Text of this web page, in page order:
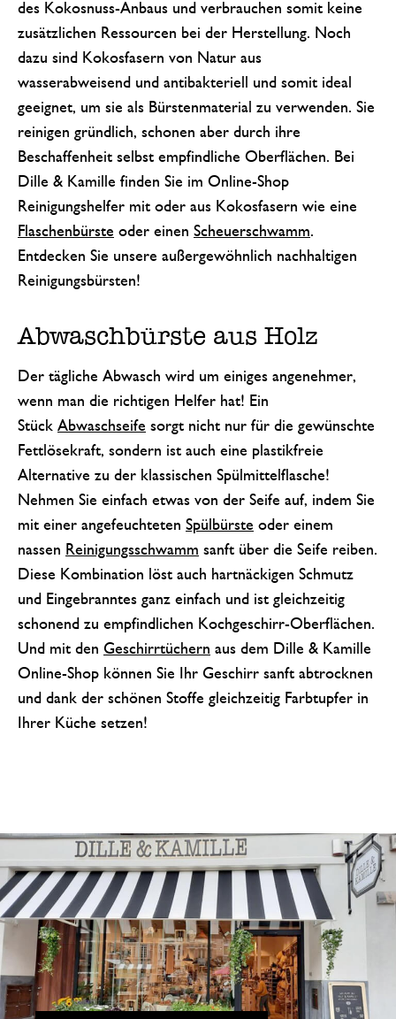
des Kokosnuss-Anbaus und verbrauchen somit keine
zusätzlichen Ressourcen bei der Herstellung. Noch
dazu sind Kokosfasern von Natur aus
wasserabweisend und antibakteriell und somit ideal
geeignet, um sie als Bürstenmaterial zu verwenden. Sie
reinigen gründlich, schonen aber durch ihre
Beschaffenheit selbst empfindliche Oberflächen. Bei
Dille & Kamille finden Sie im Online-Shop
Reinigungshelfer mit oder aus Kokosfasern wie eine
Flaschenbürste oder einen Scheuerschwamm.
Entdecken Sie unsere außergewöhnlich nachhaltigen
Reinigungsbürsten!
Abwaschbürste aus Holz
Der tägliche Abwasch wird um einiges angenehmer,
wenn man die richtigen Helfer hat! Ein
Stück Abwaschseife sorgt nicht nur für die gewünschte
Fettlösekraft, sondern ist auch eine plastikfreie
Alternative zu der klassischen Spülmittelflasche!
Nehmen Sie einfach etwas von der Seife auf, indem Sie
mit einer angefeuchteten Spülbürste oder einem
nassen Reinigungsschwamm sanft über die Seife reiben.
Diese Kombination löst auch hartnäckigen Schmutz
und Eingebranntes ganz einfach und ist gleichzeitig
schonend zu empfindlichen Kochgeschirr-Oberflächen.
Und mit den Geschirrtüchern aus dem Dille & Kamille
Online-Shop können Sie Ihr Geschirr sanft abtrocknen
und dank der schönen Stoffe gleichzeitig Farbtupfer in
Ihrer Küche setzen!